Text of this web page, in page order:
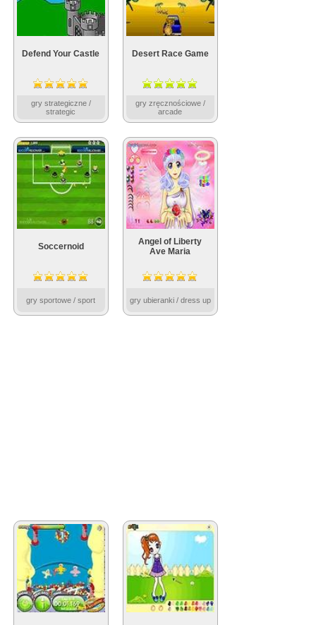
Defend Your Castle
gry strategiczne /
strategic
Desert Race Game
gry zręcznościowe /
arcade
Soccernoid
gry sportowe / sport
Angel of Liberty
Ave Maria
gry ubieranki / dress up